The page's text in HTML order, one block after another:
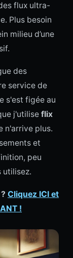
flux ultra-
Plus besoin
milieu d’une
des
service de
s'est figée au
j'utilise flix
n'arrive plus.
et
peu
utilisez.
Cliquez ICI et
!